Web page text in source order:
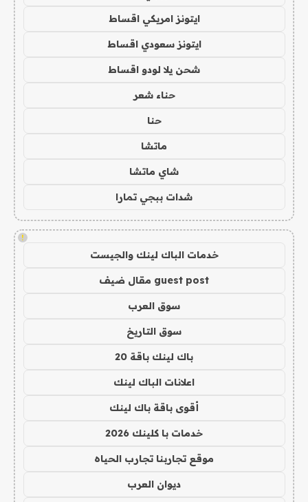
ايتونز امريكي اقساط
ايتونز سعودي اقساط
شحن يلا لودو اقساط
حناء شعر
حنا
ماتشا
شاي ماتشا
شدات ببجي تمارا
!
خدمات الباك لينك والجيست
guest post مقال ضيف
سوق العرب
سوق التاريخ
باك لينك باقة 20
اعلانات الباك لينك
أقوى باقة باك لينك
خدمات با كلينك 2026
موقع تجاربنا تجارب الحياه
ديوان العرب